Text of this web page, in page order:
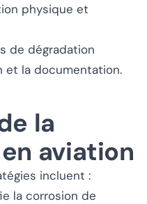
physique et
de dégradation
et la documentation.
la
aviation
incluent :
la corrosion de